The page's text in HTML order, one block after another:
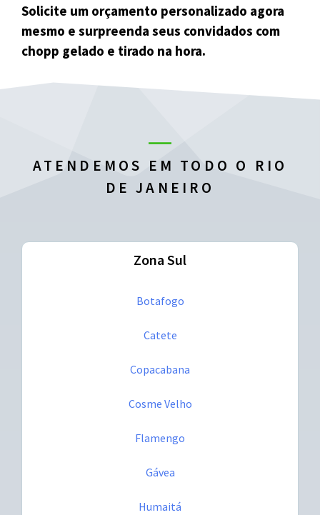
Solicite um orçamento personalizado agora
mesmo e surpreenda seus convidados com
chopp gelado e tirado na hora.
ATENDEMOS EM TODO O RIO
DE JANEIRO
Zona Sul
Botafogo
Catete
Copacabana
Cosme Velho
Flamengo
Gávea
Humaitá